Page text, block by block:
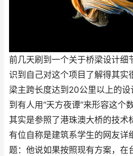
前几天刷到一个关于桥梁设计细
识到自己对这个项目了解得其实
梁主跨长度达到20公里以上的
到有人用“天方夜谭”来形容这个
其实是参照了港珠澳大桥的技术
有位自称是建筑系学生的网友详
题：他说如果按照现有方案，在